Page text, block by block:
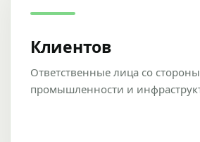
Клиентов
Ответственные лица со
промышленности и